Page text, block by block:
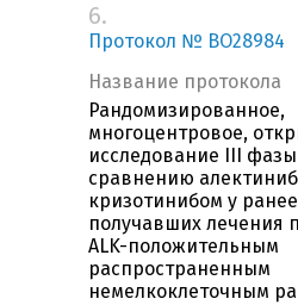
6.
Протокол № ВО28984
Название протокола
Рандомизированное,
многоцентровое,
исследование III
сравнению
кризотинибом у
получавших лечения
ALK-положительным
распространенным
немелкоклеточным